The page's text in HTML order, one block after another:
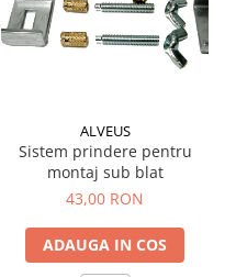
ALVEUS
Sistem prindere pentru
montaj sub blat
43,00 RON
ADAUGA IN COS